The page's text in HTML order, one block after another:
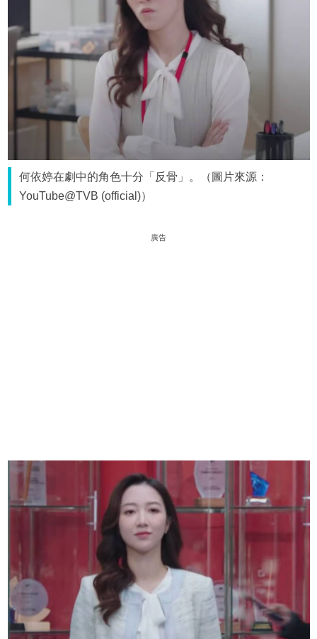
何依婷在劇中的角色十分「反骨」。（圖片來源：
YouTube@TVB (official)）
廣告